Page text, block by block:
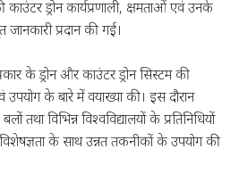
काउंटर ड्रोन कार्यप्रणाली, क्षमताओं एवं उनके
जानकारी प्रदान की गई।
के ड्रोन और काउंटर ड्रोन सिस्टम की
उपयोग के बारे में वयाख्या की। इस दौरान
तथा विभिन्न विश्वविद्यालयों के प्रतिनिधियों
के साथ उन्नत तकनीकों के उपयोग की